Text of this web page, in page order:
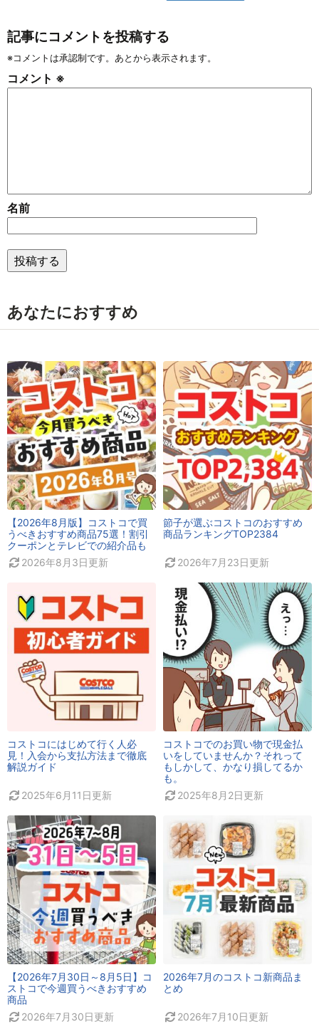
記事にコメントを投稿する
※コメントは承認制です。あとから表示されます。
コメント ※
名前
あなたにおすすめ
【2026年8月版】コストコで買
うべきおすすめ商品75選！割引
クーポンとテレビでの紹介品も
2026年8月3日更新
節子が選ぶコストコのおすすめ
商品ランキングTOP2384
2026年7月23日更新
コストコにはじめて行く人必
見！入会から支払方法まで徹底
解説ガイド
2025年6月11日更新
コストコでのお買い物で現金払
いをしていませんか？それって
もしかして、かなり損してるか
も。
2025年8月2日更新
【2026年7月30日～8月5日】コ
ストコで今週買うべきおすすめ
商品
2026年7月30日更新
2026年7月のコストコ新商品ま
とめ
2026年7月10日更新